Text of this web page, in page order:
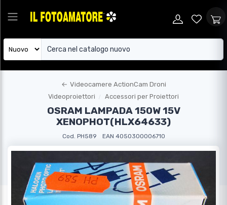
← Videocamere ActionCam Droni
Videoproiettori
Accessori per Proiettori
OSRAM LAMPADA 150W 15V
XENOPHOT(HLX64633)
Cod. PH589 EAN 4050300006710